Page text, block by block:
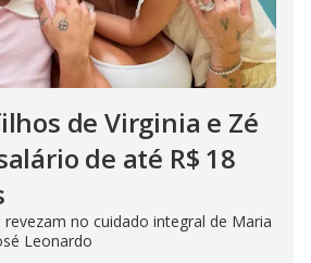
de Virginia e Zé
de até R$ 18
revezam no cuidado integral de Maria
Leonardo